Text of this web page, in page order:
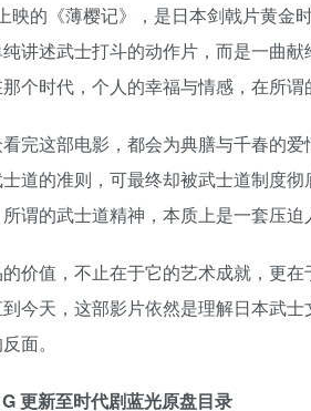
映的《薄樱记》，是日本剑戟片黄金
讲述武士打斗的动作片，而是一曲
个时代，个人的幸福与情感，在所谓
完这部电影，都会为典膳与千春的
道的准则，可最终却被武士道制度
谓的武士道精神，本质上是一套压
价值，不止在于它的艺术成就，更
今天，这部影片依然是理解日本武
面。
更新至时代剧蓝光原盘目录